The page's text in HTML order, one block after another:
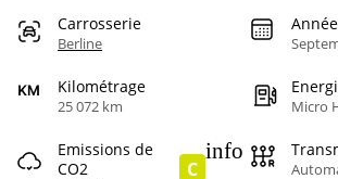
Carrosserie
Berline
Année
Kilométrage
25 072 km Micro
Emissions de
CO2
C
info